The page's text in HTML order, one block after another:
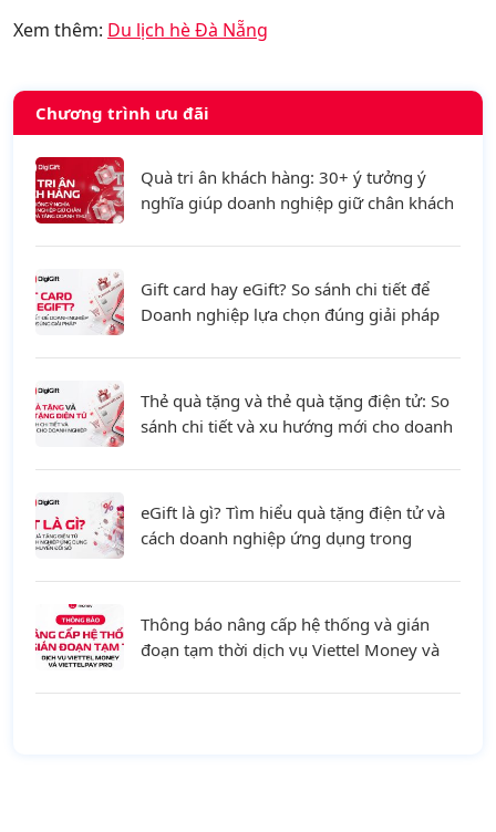
Xem thêm: Du lịch hè Đà Nẵng
Chương trình ưu đãi
Quà tri ân khách hàng: 30+ ý tưởng ý
nghĩa giúp doanh nghiệp giữ chân khách
Gift card hay eGift? So sánh chi tiết để
Doanh nghiệp lựa chọn đúng giải pháp
Thẻ quà tặng và thẻ quà tặng điện tử: So
sánh chi tiết và xu hướng mới cho doanh
eGift là gì? Tìm hiểu quà tặng điện tử và
cách doanh nghiệp ứng dụng trong
Thông báo nâng cấp hệ thống và gián
đoạn tạm thời dịch vụ Viettel Money và